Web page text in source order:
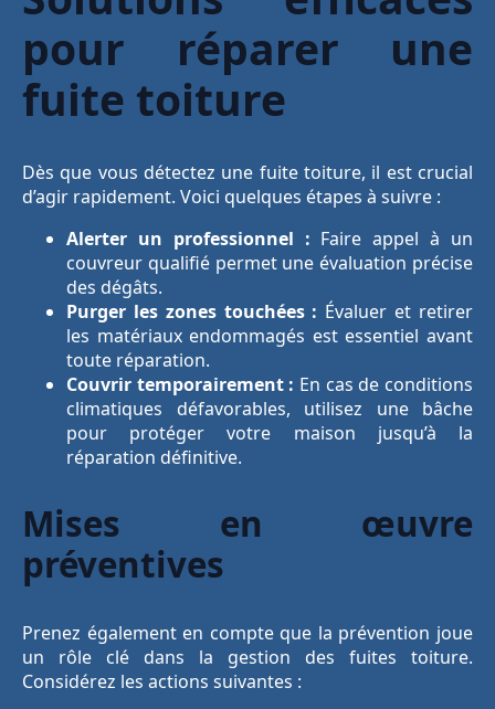
pour réparer une
fuite toiture
Dès que vous détectez une fuite toiture, il est crucial
d’agir rapidement. Voici quelques étapes à suivre :
Alerter un professionnel : Faire appel à un
couvreur qualifié permet une évaluation précise
des dégâts.
Purger les zones touchées : Évaluer et retirer
les matériaux endommagés est essentiel avant
toute réparation.
Couvrir temporairement : En cas de conditions
climatiques défavorables, utilisez une bâche
pour protéger votre maison jusqu’à la
réparation définitive.
Mises en œuvre
préventives
Prenez également en compte que la prévention joue
un rôle clé dans la gestion des fuites toiture.
Considérez les actions suivantes :